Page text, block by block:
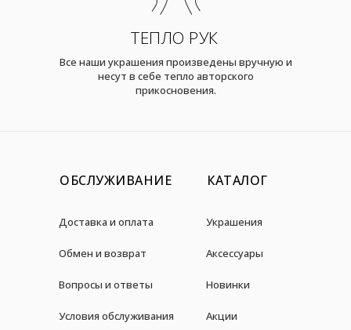
ТЕПЛО РУК
Все наши украшения произведены вручную и
несут в себе тепло авторского
прикосновения.
ОБСЛУЖИВАНИЕ
Доставка и оплата
Обмен и возврат
Вопросы и ответы
КАТАЛОГ
Украшения
Аксессуары
Новинки
Акции
Условия обслуживания